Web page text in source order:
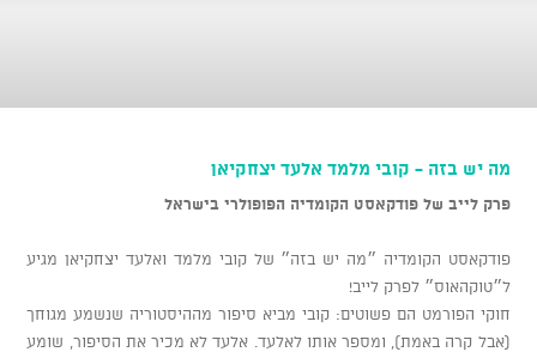
מה יש בזה - קובי מלמד אלעד יצחקיאן
פרק לייב של פודקאסט הקומדיה הפופולרי בישראל
פודקאסט הקומדיה ״מה יש בזה״ של קובי מלמד ואלעד יצחקיאן מגיע
ל״טוקהאוס״ לפרק לייב!
חוקי הפורמט הם פשוטים: קובי מביא סיפור מההיסטוריה שנשמע מגוחך
(אבל קרה באמת), ומספר אותו לאלעד. אלעד לא מכיר את הסיפור, שומע